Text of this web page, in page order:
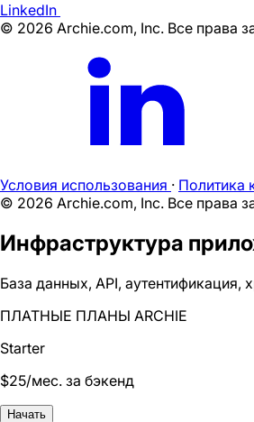
LinkedIn
© 2026 Archie.com, Inc. Все права
Условия использования · Политика
© 2026 Archie.com, Inc. Все права
Инфраструктура
База данных, API,
ПЛАТНЫЕ ПЛАНЫ ARCHIE
Starter
$25/мес. за бэкенд
Начать